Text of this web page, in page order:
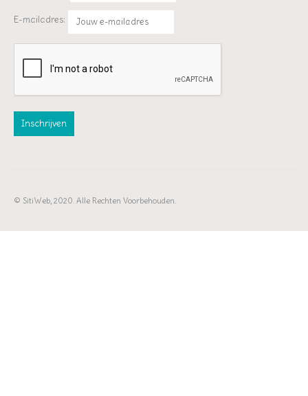
E-mailadres:
© SitiWeb, 2020. Alle Rechten Voorbehouden.